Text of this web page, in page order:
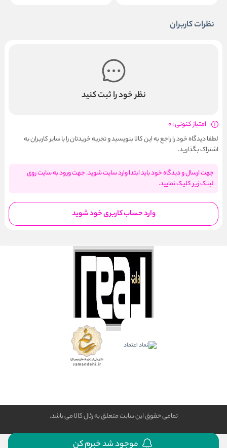
نظرات کاربران
نظر خود را ثبت کنید
امتیاز کنونی : 0
لطفا دیدگاه خود را راجع به این کالا بنویسید و تجربه خریدتان را با سایر کاربران به
اشتراک بگذارید.
جهت ارسال و دیدگاه خود باید ابتدا وارد سایت شوید. جهت ورود به سایت روی
لینک زیر کلیک نمایید.
وارد حساب کاربری خود شوید
تمامی حقوق این سایت متعلق به رئال كالا می باشد.